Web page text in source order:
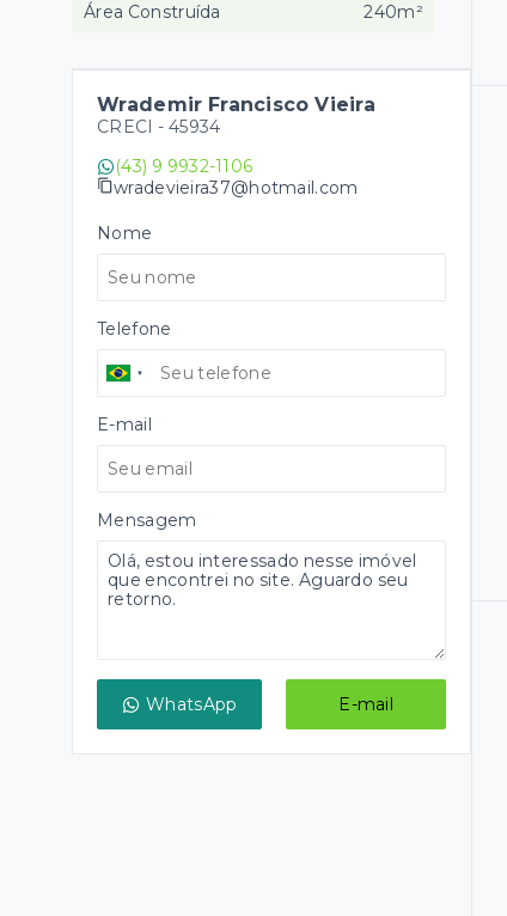
Área Construída
240m²
Wrademir Francisco Vieira
CRECI - 45934
(43) 9 9932-1106
wradevieira37@hotmail.com
Nome
Telefone
E-mail
Mensagem
WhatsApp E-mail